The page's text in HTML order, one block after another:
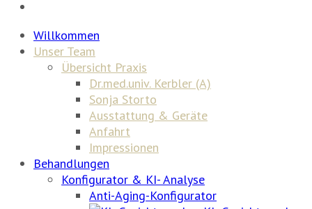
Willkommen
Unser Team
Übersicht Praxis
Dr.med.univ. Kerbler (A)
Sonja Storto
Ausstattung & Geräte
Anfahrt
Impressionen
Behandlungen
Konfigurator & KI- Analyse
Anti-Aging-Konfigurator